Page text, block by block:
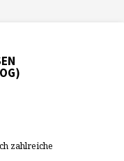
zahlreiche